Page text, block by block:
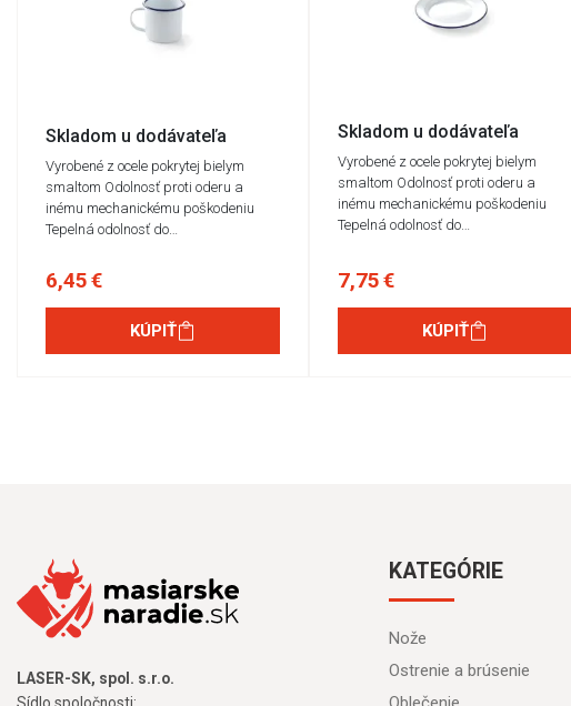
Skladom u dodávateľa
Vyrobené z ocele pokrytej bielym
smaltom Odolnosť proti oderu a
inému mechanickému poškodeniu
Tepelná odolnosť do…
6,45 €
KÚPIŤ
Skladom u dodávateľa
Vyrobené z ocele pokrytej bielym
smaltom Odolnosť proti oderu a
inému mechanickému poškodeniu
Tepelná odolnosť do…
7,75 €
KÚPIŤ
LASER-SK, spol. s.r.o.
KATEGÓRIE
Nože
Ostrenie a brúsenie